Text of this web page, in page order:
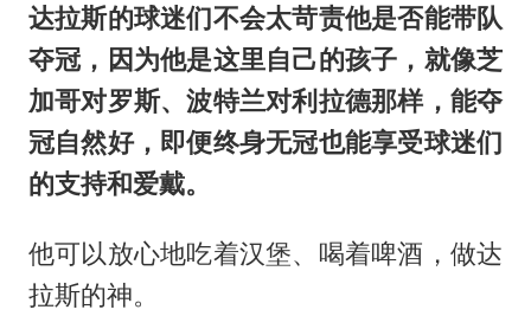
达拉斯的球迷们不会太苛责他是否能带队
夺冠，因为他是这里自己的孩子，就像芝
加哥对罗斯、波特兰对利拉德那样，能夺
冠自然好，即便终身无冠也能享受球迷们
的支持和爱戴。
他可以放心地吃着汉堡、喝着啤酒，做达
拉斯的神。